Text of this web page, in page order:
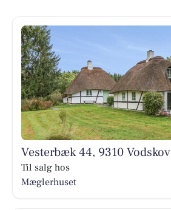
Vesterbæk 44, 9310 Vodskov
Til salg hos
Mæglerhuset